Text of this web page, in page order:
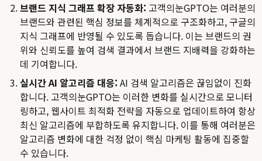
브랜드 지식 그래프 확장 자동화: 고객의눈GPTO는 여러분의
브랜드와 관련된 핵심 정보를 체계적으로 구조화하고, 구글의
지식 그래프에 반영될 수 있도록 돕습니다. 이는 브랜드의 권
위와 신뢰도를 높여 검색 결과에서 브랜드 지배력을 강화하는
데 기여합니다.
실시간 AI 알고리즘 대응: AI 검색 알고리즘은 끊임없이 진화
합니다. 고객의눈GPTO는 이러한 변화를 실시간으로 모니터
링하고, 웹사이트 최적화 전략을 자동으로 업데이트하여 항상
최신 알고리즘에 부합하도록 유지합니다. 이를 통해 여러분은
알고리즘 변화에 대한 걱정 없이 핵심 마케팅 활동에 집중할
수 있습니다.